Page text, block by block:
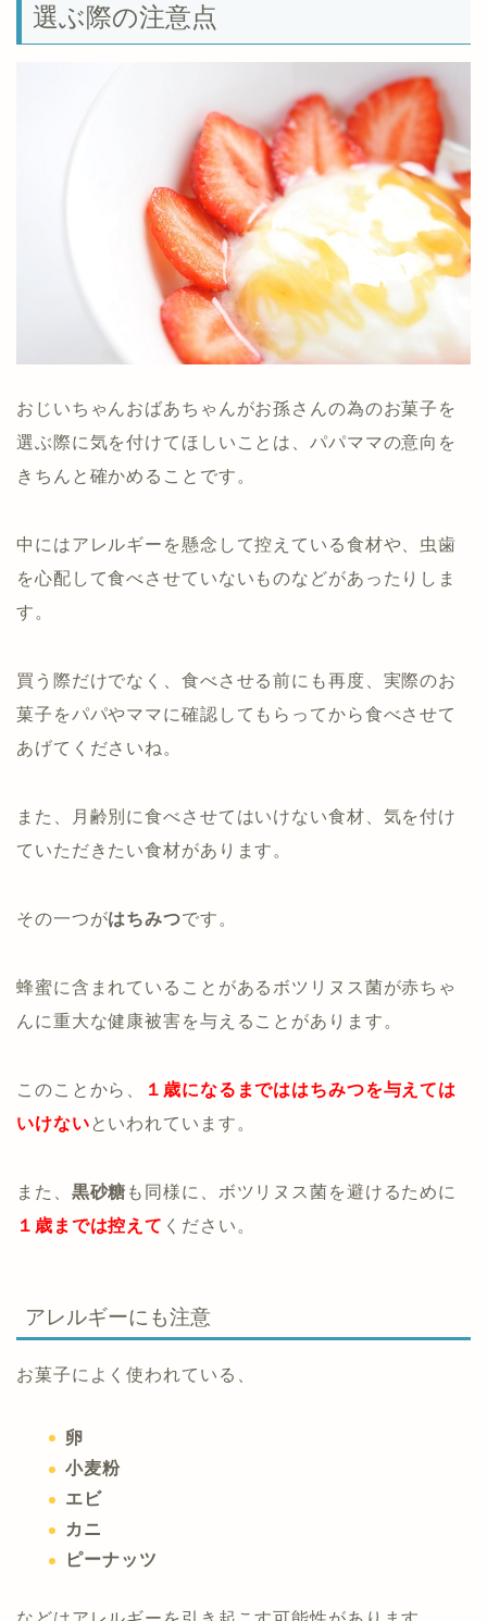
選ぶ際の注意点
おじいちゃんおばあちゃんがお孫さんの為のお菓子を
選ぶ際に気を付けてほしいことは、パパママの意向を
きちんと確かめることです。
中にはアレルギーを懸念して控えている食材や、虫歯
を心配して食べさせていないものなどがあったりしま
す。
買う際だけでなく、食べさせる前にも再度、実際のお
菓子をパパやママに確認してもらってから食べさせて
あげてくださいね。
また、月齢別に食べさせてはいけない食材、気を付け
ていただきたい食材があります。
その一つがはちみつです。
蜂蜜に含まれていることがあるボツリヌス菌が赤ちゃ
んに重大な健康被害を与えることがあります。
このことから、
１歳になるまでははちみつを与えては
いけないといわれています。
また、 黒砂糖 も同様に、ボツリヌス菌を避けるために
１歳までは控えて ください。
アレルギーにも注意
お菓子によく使われている、
卵
小麦粉
エビ
カニ
ピーナッツ